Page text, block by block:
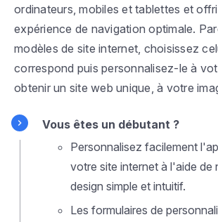
ordinateurs, mobiles et tablettes et
expérience de navigation optimale.
modèles de site internet, choisissez
correspond puis personnalisez-le à
obtenir un site web unique, à votre
Vous êtes un débutant ?
Personnalisez facilement
votre site internet à l'aide de
design simple et intuitif.
Les formulaires de